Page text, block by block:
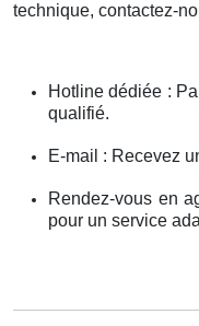
technique, contactez-
Hotline dédiée :
qualifié.
E-mail : Recevez
Rendez-vous en
pour un service